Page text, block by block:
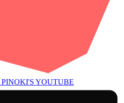
PINOKI'S YOUTUBE